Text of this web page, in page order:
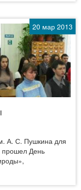
20 мар 2013
А. С. Пушкина для
прошел День